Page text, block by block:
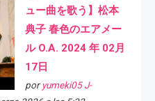
ュー曲を歌う】松本
典子 春色のエアメー
ル O.A. 2024 年 02月
17日
por yumeki05 J-